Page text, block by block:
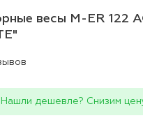
весы M-ER 122
Нашли дешевле? Снизим